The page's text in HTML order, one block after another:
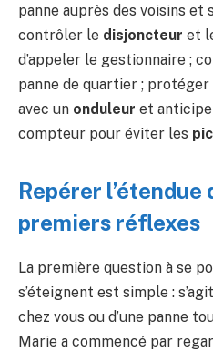
panne auprès des voisins et
contrôler le disjoncteur et
d’appeler le gestionnaire ;
panne de quartier ;
avec un onduleur et
compteur pour éviter les
Repérer l’étendue
premiers réflexes
La première question à se
s’éteignent est simple :
chez vous ou d’une panne
Marie a commencé par